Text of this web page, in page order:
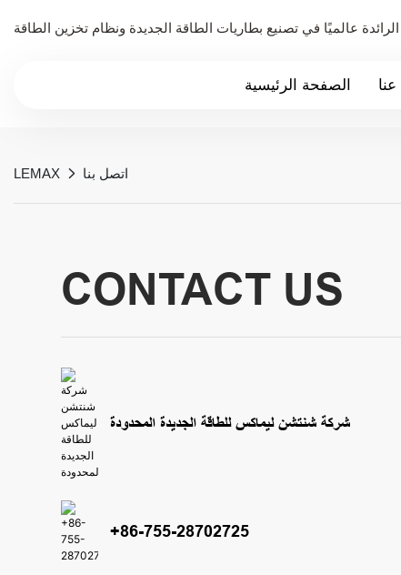
الصفحة الرئيسية عنا
LEMAX اتصل بنا
CONTACT US
شركة شنتشن ليماكس للطاقة الجديدة المحدودة
+86-755-28702725